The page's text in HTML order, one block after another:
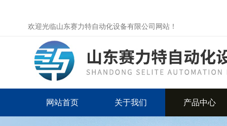
欢迎光临山东赛力特自动化设备有限公司网站！
网站首页 关于我们 产品中心